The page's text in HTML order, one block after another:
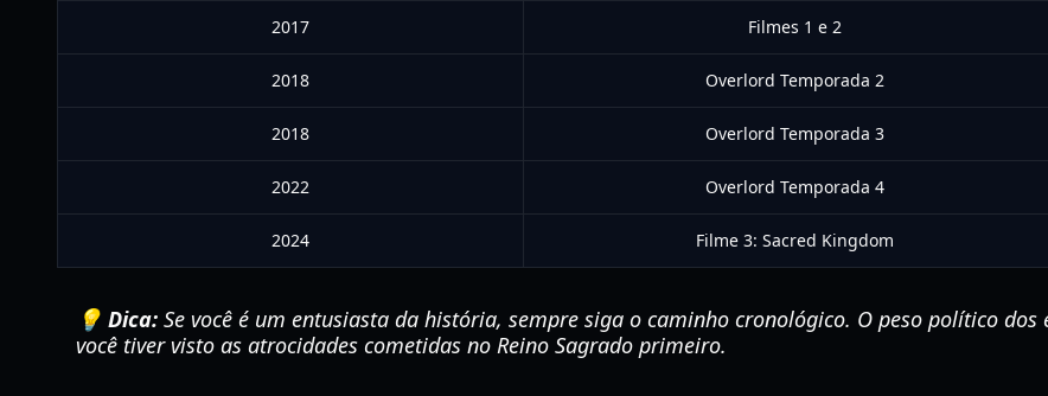
2017 Filmes 1 e 2
2018 Overlord Temporada 2
2018 Overlord Temporada 3
2022 Overlord Temporada 4
2024 Filme 3: Sacred Kingdom
💡 Dica: Se você é um entusiasta da história, sempre siga o caminho cronológico. O peso político
você tiver visto as atrocidades cometidas no Reino Sagrado primeiro.